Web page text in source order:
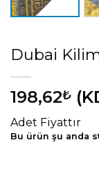
Dubai Kilim
198,62₺
Adet Fiyattır
Bu ürün şu anda